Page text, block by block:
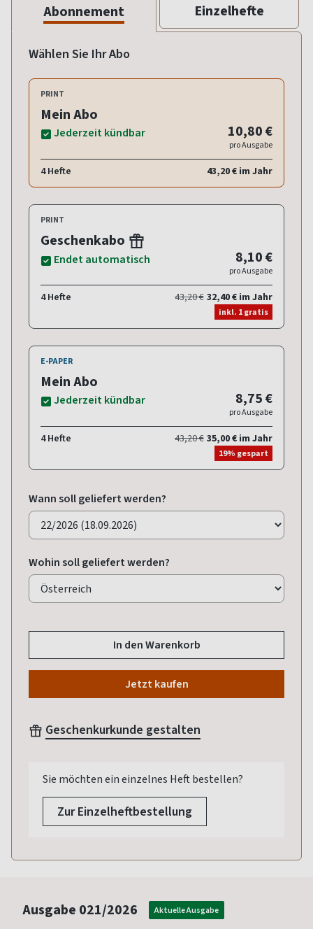
Abonnement Einzelhefte
Wählen Sie Ihr Abo
PRINT
Mein Abo
Jederzeit kündbar 10,80 €
pro Ausgabe
4 Hefte 43,20 € im Jahr
PRINT
Geschenkabo
Endet automatisch 8,10 €
pro Ausgabe
4 Hefte 43,20 € 32,40 € im Jahr
inkl. 1 gratis
E-PAPER
Mein Abo
Jederzeit kündbar 8,75 €
pro Ausgabe
4 Hefte 43,20 € 35,00 € im Jahr
19% gespart
Wann soll geliefert werden?
Wohin soll geliefert werden?
In den Warenkorb
Jetzt kaufen
Geschenkurkunde gestalten
Sie möchten ein einzelnes Heft bestellen?
Zur Einzelheftbestellung
Ausgabe 021/2026 Aktuelle Ausgabe